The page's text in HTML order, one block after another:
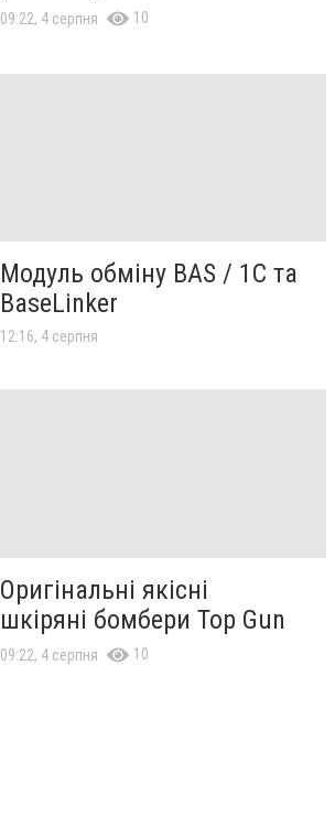
09:22, 4 серпня 10
Модуль обміну BAS / 1C та
BaseLinker
12:16, 4 серпня
Оригінальні якісні
шкіряні бомбери Top Gun
09:22, 4 серпня 10